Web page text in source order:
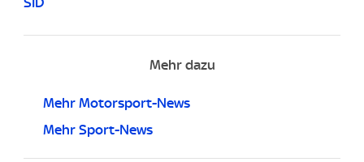
Mehr dazu
Mehr Motorsport-News
Mehr Sport-News